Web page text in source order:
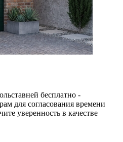
бесплатно -
для согласования времени
уверенность в качестве